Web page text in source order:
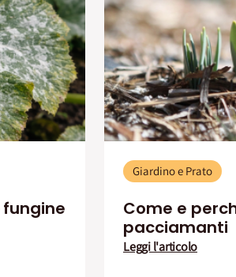
Giardino e Prato
Come e
pacciamanti
Leggi l'articolo